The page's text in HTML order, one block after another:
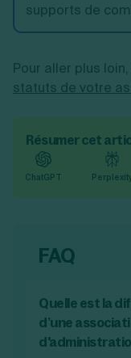
supports de
Pour aller plus
statuts de votre
Résumer cet
ChatGPT
FAQ
Quelle est la
d’une